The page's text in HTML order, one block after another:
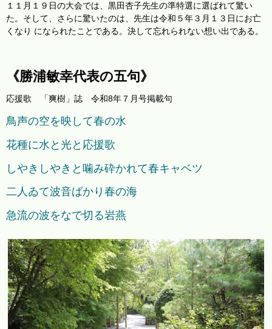
１１月１９日の大会では、黒田杏子先生の準特選に選ばれて驚い
た。そして、さらに驚いたのは、先生は令和５年３月１３日にお亡
くなり になられたことである。決して忘れられない想い出である。
《勝浦敏幸代表の五句》
応援歌 「爽樹」誌 令和8年７月号掲載句
鳥声の空を映して春の水
花種に水と光と応援歌
しやきしやきと噛み砕かれて春キャベツ
二人ゐて波音ばかり春の海
急流の波をなで切る岩燕